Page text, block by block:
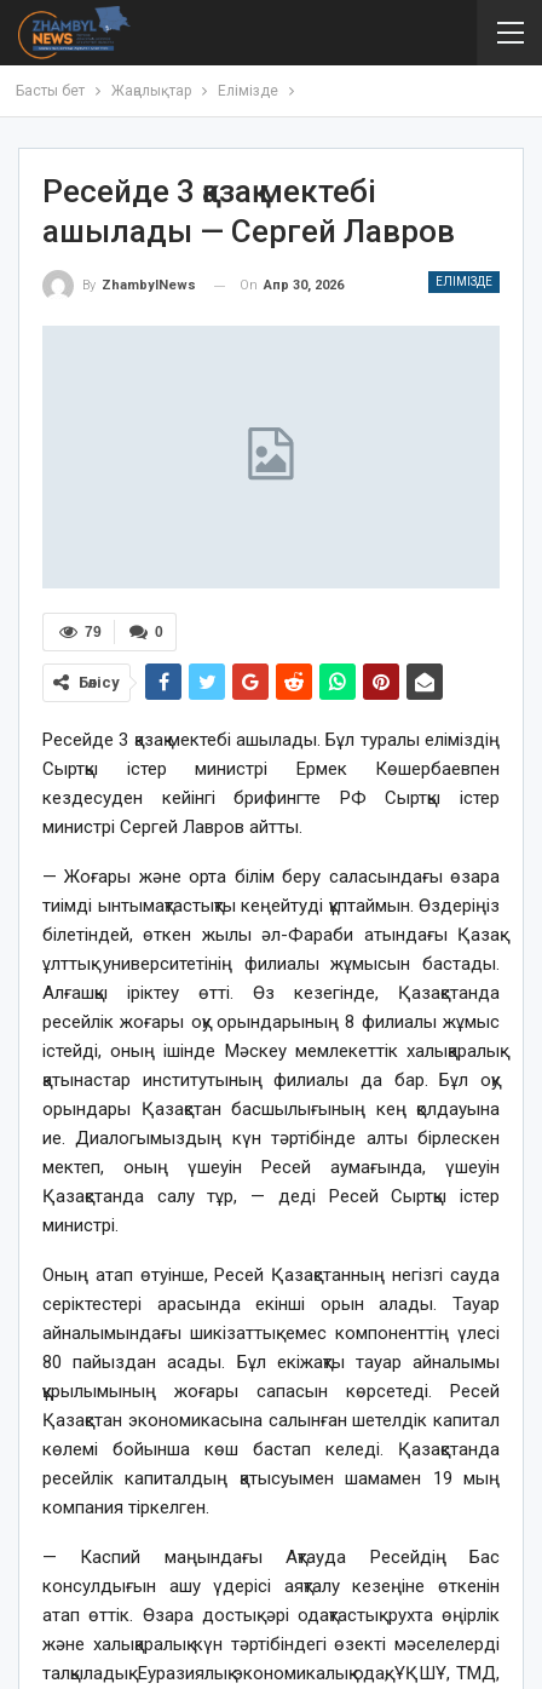
Басты бет Жаңалықтар Елімізде
Ресейде 3 қазақ мектебі
ашылады — Сергей Лавров
ЕЛІМІЗДЕ
By ZhambylNews On Апр 30, 2026
0
79
Бөлісу
Ресейде 3 қазақ мектебі ашылады. Бұл туралы еліміздің
Сыртқы істер министрі Ермек Көшербаевпен
кездесуден кейінгі брифингте РФ Сыртқы істер
министрі Сергей Лавров айтты.
— Жоғары және орта білім беру саласындағы өзара
тиімді ынтымақтастықты кеңейтуді құптаймын. Өздеріңіз
білетіндей, өткен жылы әл-Фараби атындағы Қазақ
ұлттық университетінің филиалы жұмысын бастады.
Алғашқы іріктеу өтті. Өз кезегінде, Қазақстанда
ресейлік жоғары оқу орындарының 8 филиалы жұмыс
істейді, оның ішінде Мәскеу мемлекеттік халықаралық
қатынастар институтының филиалы да бар. Бұл оқу
орындары Қазақстан басшылығының кең қолдауына
ие. Диалогымыздың күн тәртібінде алты бірлескен
мектеп, оның үшеуін Ресей аумағында, үшеуін
Қазақстанда салу тұр, — деді Ресей Сыртқы істер
министрі.
Оның атап өтуінше, Ресей Қазақстанның негізгі сауда
серіктестері арасында екінші орын алады. Тауар
айналымындағы шикізаттық емес компоненттің үлесі
80 пайыздан асады. Бұл екіжақты тауар айналымы
құрылымының жоғары сапасын көрсетеді. Ресей
Қазақстан экономикасына салынған шетелдік капитал
көлемі бойынша көш бастап келеді. Қазақстанда
ресейлік капиталдың қатысуымен шамамен 19 мың
компания тіркелген.
— Каспий маңындағы Ақтауда Ресейдің Бас
консулдығын ашу үдерісі аяқталу кезеңіне өткенін
атап өттік. Өзара достық әрі одақтастық рухта өңірлік
және халықаралық күн тәртібіндегі өзекті мәселелерді
талқыладық. Еуразиялық экономикалық одақ, ҰҚШҰ, ТМД,